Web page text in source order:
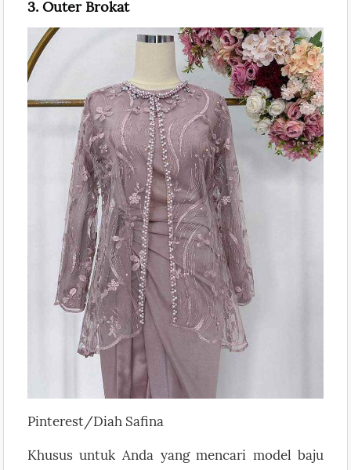
3. Outer Brokat
Pinterest/Diah Safina
Khusus untuk Anda yang mencari model baju